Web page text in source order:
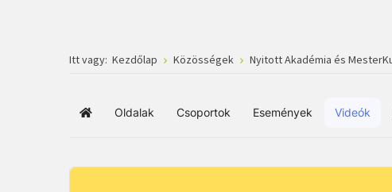
Itt vagy: Kezdőlap Közösségek Nyitott Akadémia és
FőoldalOldalak Csoportok Események Videók